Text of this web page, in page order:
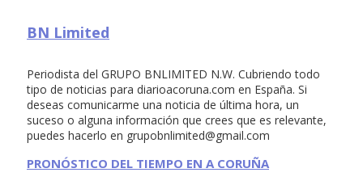
BN Limited
Periodista del GRUPO BNLIMITED N.W. Cubriendo todo
tipo de noticias para diarioacoruna.com en España. Si
deseas comunicarme una noticia de última hora, un
suceso o alguna información que crees que es relevante,
puedes hacerlo en grupobnlimited@gmail.com
PRONÓSTICO DEL TIEMPO EN A CORUÑA